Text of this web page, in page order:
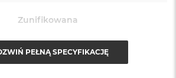
się pojawi.
CZIPEM M4
Bawisz się czy pracujesz, edytujesz
Zunifikowana
120 GB/s
PEŁNĄ SPECYFIKACJĘ